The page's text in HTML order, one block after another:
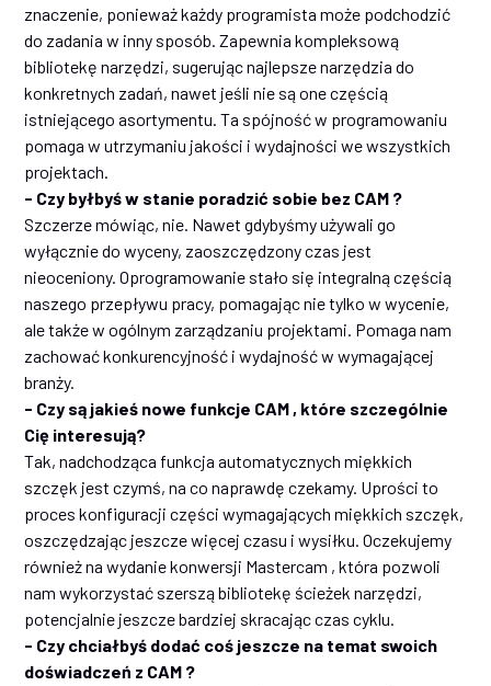
znaczenie, ponieważ każdy programista może podchodzić
do zadania w inny sposób. Zapewnia kompleksową
bibliotekę narzędzi, sugerując najlepsze narzędzia do
konkretnych zadań, nawet jeśli nie są one częścią
istniejącego asortymentu. Ta spójność w programowaniu
pomaga w utrzymaniu jakości i wydajności we wszystkich
projektach.
- Czy byłbyś w stanie poradzić sobie bez CAM ?
Szczerze mówiąc, nie. Nawet gdybyśmy używali go
wyłącznie do wyceny, zaoszczędzony czas jest
nieoceniony. Oprogramowanie stało się integralną częścią
naszego przepływu pracy, pomagając nie tylko w wycenie,
ale także w ogólnym zarządzaniu projektami. Pomaga nam
zachować konkurencyjność i wydajność w wymagającej
branży.
- Czy są jakieś nowe funkcje CAM , które szczególnie
Cię interesują?
Tak, nadchodząca funkcja automatycznych miękkich
szczęk jest czymś, na co naprawdę czekamy. Uprości to
proces konfiguracji części wymagających miękkich szczęk,
oszczędzając jeszcze więcej czasu i wysiłku. Oczekujemy
również na wydanie konwersji Mastercam , która pozwoli
nam wykorzystać szerszą bibliotekę ścieżek narzędzi,
potencjalnie jeszcze bardziej skracając czas cyklu.
- Czy chciałbyś dodać coś jeszcze na temat swoich
doświadczeń z CAM ?